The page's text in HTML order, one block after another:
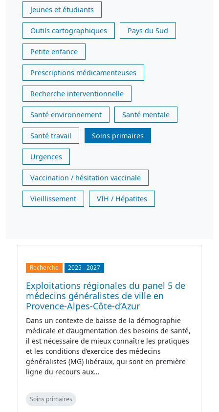
Jeunes et étudiants
Outils cartographiques Pays du Sud
Petite enfance
Prescriptions médicamenteuses
Recherche interventionnelle
Santé environnement Santé mentale
Santé travail Soins primaires
Urgences
Vaccination / hésitation vaccinale
Vieillissement VIH / Hépatites
Recherche 2025-2027
Exploitations régionales du panel 5 de
médecins généralistes de ville en
Provence-Alpes-Côte-d’Azur
Dans un contexte de baisse de la démographie
médicale et d’augmentation des besoins de santé,
il est nécessaire de mieux connaître les pratiques
et les conditions d’exercice des médecins
généralistes (MG) libéraux, qui sont en première
ligne du recours aux…
Soins primaires